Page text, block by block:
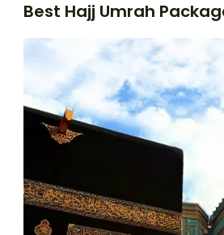
Best Hajj Umrah